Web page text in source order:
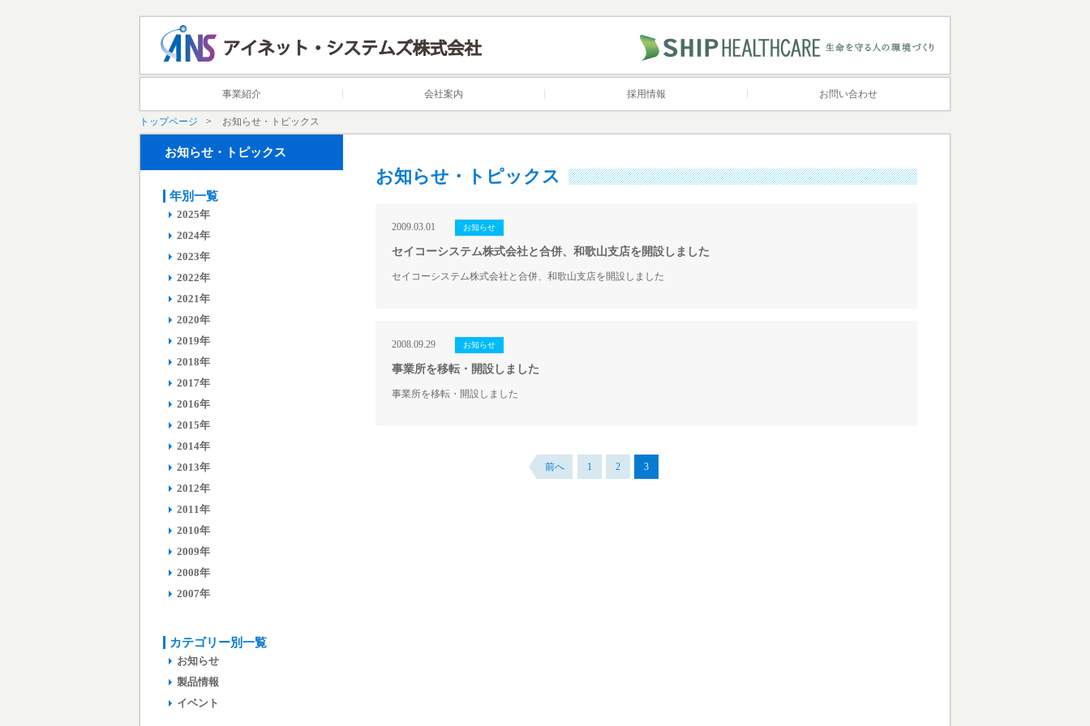
事業紹介 会社案内 採用情報 お問い合わせ
トップページ お知らせ・トピックス
お知らせ・トピックス
2009.03.01
セイコーシステム株式会社と合併、和歌山支店を開設しました
セイコーシステム株式会社と合併、和歌山支店を開設しました
2008.09.29
事業所を移転・開設しました
事業所を移転・開設しました
前へ 1 2 3
お知らせ・トピックス
年別一覧
2025年
2024年
2023年
2022年
2021年
2020年
2019年
2018年
2017年
2016年
2015年
2014年
2013年
2012年
2011年
2010年
2009年
2008年
2007年
カテゴリー別一覧
お知らせ
製品情報
イベント